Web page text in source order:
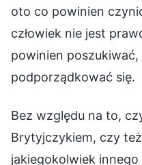
oto co powinien
człowiek nie jest
powinien
podporządkować się.
Bez względu na to,
Brytyjczykiem, czy
jakiegokolwiek